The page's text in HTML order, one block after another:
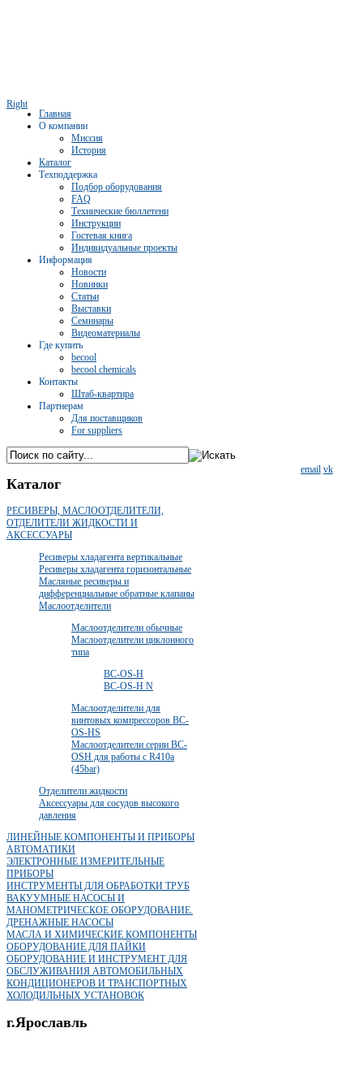
Right
Главная
О компании
Миссия
История
Каталог
Техподдержка
Подбор оборудования
FAQ
Технические бюллетени
Инструкции
Гостевая книга
Индивидуальные проекты
Информация
Новости
Новинки
Статьи
Выставки
Семинары
Видеоматериалы
Где купить
becool
becool chemicals
Контакты
Штаб-квартира
Партнерам
Для поставщиков
For suppliers
email vk
Каталог
РЕСИВЕРЫ, МАСЛООТДЕЛИТЕЛИ,
ОТДЕЛИТЕЛИ ЖИДКОСТИ И
АКСЕССУАРЫ
Ресиверы хладагента вертикальные
Ресиверы хладагента горизонтальные
Масляные ресиверы и
дифференциальные обратные клапаны
Маслоотделители
Маслоотделители обычные
Маслоотделители циклонного
типа
ВС-OS-Н
ВС-OS-Н N
Маслоотделители для
винтовых компрессоров ВС-
OS-HS
Маслоотделители серии BC-
OSH для работы с R410a
(45bar)
Отделители жидкости
Аксессуары для сосудов высокого
давления
ЛИНЕЙНЫЕ КОМПОНЕНТЫ И ПРИБОРЫ
АВТОМАТИКИ
ЭЛЕКТРОННЫЕ ИЗМЕРИТЕЛЬНЫЕ
ПРИБОРЫ
ИНСТРУМЕНТЫ ДЛЯ ОБРАБОТКИ ТРУБ
ВАКУУМНЫЕ НАСОСЫ И
МАНОМЕТРИЧЕСКОЕ ОБОРУДОВАНИЕ.
ДРЕНАЖНЫЕ НАСОСЫ
МАСЛА И ХИМИЧЕСКИЕ КОМПОНЕНТЫ
ОБОРУДОВАНИЕ ДЛЯ ПАЙКИ
ОБОРУДОВАНИЕ И ИНСТРУМЕНТ ДЛЯ
ОБСЛУЖИВАНИЯ АВТОМОБИЛЬНЫХ
КОНДИЦИОНЕРОВ И ТРАНСПОРТНЫХ
ХОЛОДИЛЬНЫХ УСТАНОВОК
г.Ярославль